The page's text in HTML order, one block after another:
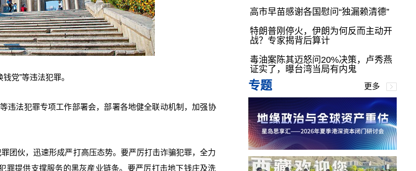
党”等违法犯罪。
违法犯罪专项工作部署会，部署各地健全联动机制，加强协
团伙，迅速形成严打高压态势。要严厉打击诈骗犯罪，全力
罪提供支撑服务的黑灰産业链条。要严厉打击地下钱庄及洗
高市早苗感谢各国慰问“独漏赖清德”
特朗普刚停火，伊朗为何反而主动开
战？专家揭背后算计
毒油案陈其迈怒问20%决策，卢秀燕
证实了，曝台湾当局有内鬼
专题 更多